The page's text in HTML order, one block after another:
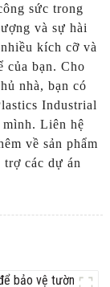
sức trong
và sự hài
kích cỡ và
của bạn. Cho
nhà, bạn có
Industrial
Liên hệ
về sản phẩm
các dự án